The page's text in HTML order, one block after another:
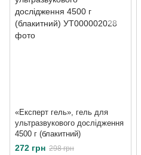
«Експерт гель», гель для
ультразвукового дослідження
4500 г (блакитний)
272 грн 298 грн